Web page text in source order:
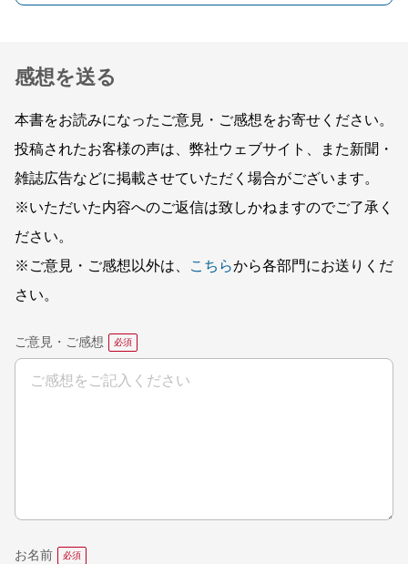
感想を送る
本書をお読みになったご意見・ご感想をお寄せください。
投稿されたお客様の声は、弊社ウェブサイト、また新聞・
雑誌広告などに掲載させていただく場合がございます。
※いただいた内容へのご返信は致しかねますのでご了承く
ださい。
※ご意見・ご感想以外は、
こちらから各部門にお送りくだ
さい。
ご意見・ご感想
お名前